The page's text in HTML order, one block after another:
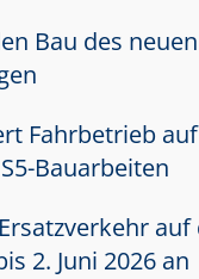
Bau des
Fahrbetrieb
Bauarbeiten
auf
2. Juni 2026 an